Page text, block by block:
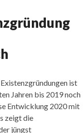
ist
Jahren bis 2019 noch
Entwicklung 2020 mit
zeigt die
jüngst